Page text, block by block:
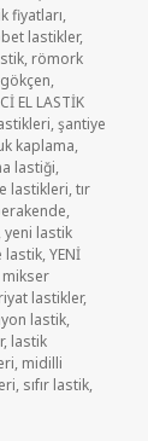
fiyatları,
lastikler,
, römork
,
EL LASTİK
,şantiye
kaplama,
lastiği,
lastikleri,tır
,
,yeni lastik
lastik,YENİ
lastikler,
lastik,
, lastik
, midilli
, sıfır lastik,